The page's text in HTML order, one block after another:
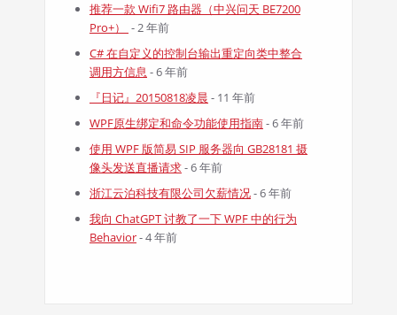
推荐一款 Wifi7 路由器（中兴问天 BE7200
Pro+）
- 2 年前
C# 在自定义的控制台输出重定向类中整合
调用方信息 - 6 年前
『日记』20150818凌晨 - 11 年前
WPF原生绑定和命令功能使用指南- 6 年前
使用 WPF 版简易 SIP 服务器向 GB28181 摄
像头发送直播请求- 6 年前
浙江云泊科技有限公司欠薪情况- 6 年前
我向 ChatGPT 讨教了一下 WPF 中的行为
Behavior- 4 年前